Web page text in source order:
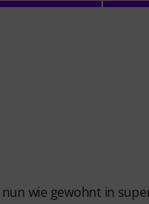
wie gewohnt in